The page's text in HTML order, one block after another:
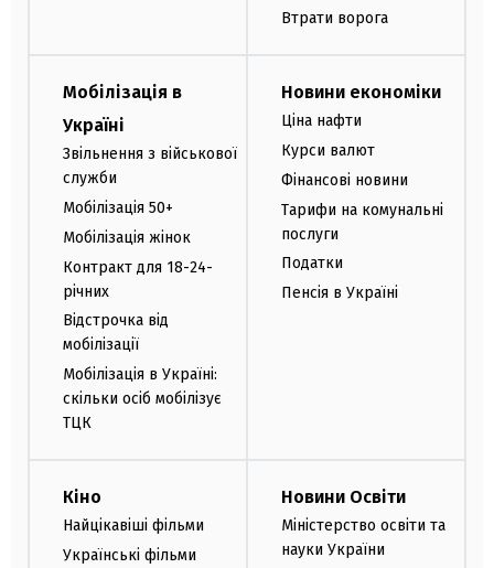
Втрати ворога
Мобілізація в
Україні
Звільнення з військової
служби
Мобілізація 50+
Мобілізація жінок
Контракт для 18-24-
річних
Відстрочка від
мобілізації
Мобілізація в Україні:
скільки осіб мобілізує
ТЦК
Новини економіки
Ціна нафти
Курси валют
Фінансові новини
Тарифи на комунальні
послуги
Податки
Пенсія в Україні
Кіно
Найцікавіші фільми
Українські фільми
Новини Освіти
Міністерство освіти та
науки України